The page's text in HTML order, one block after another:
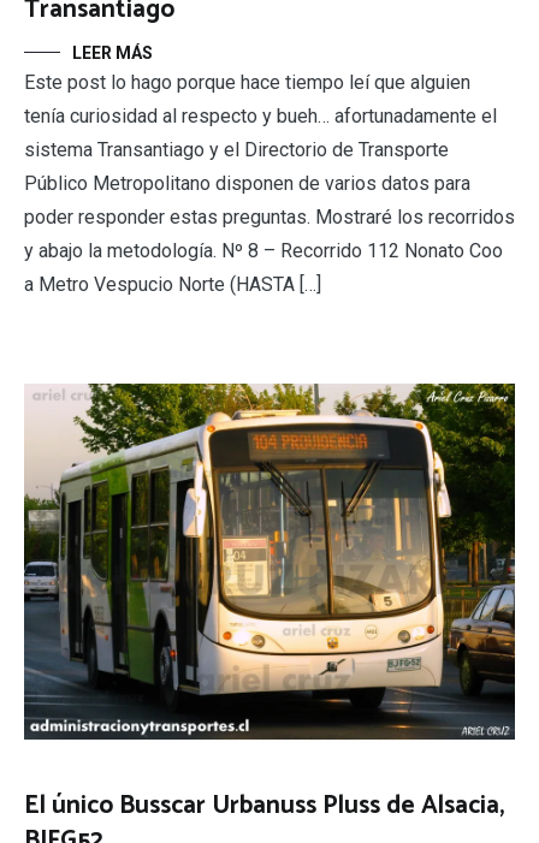
Transantiago
LEER MÁS
Este post lo hago porque hace tiempo leí que alguien
tenía curiosidad al respecto y bueh… afortunadamente el
sistema Transantiago y el Directorio de Transporte
Público Metropolitano disponen de varios datos para
poder responder estas preguntas. Mostraré los recorridos
y abajo la metodología. Nº 8 – Recorrido 112 Nonato Coo
a Metro Vespucio Norte (HASTA […]
El único Busscar Urbanuss Pluss de Alsacia,